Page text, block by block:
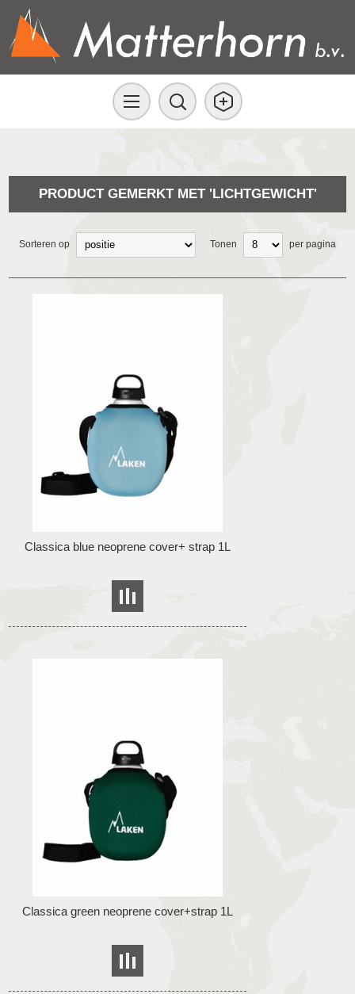
PRODUCT GEMERKT MET 'LICHTGEWICHT'
Sorteren op Tonen per pagina
Classica blue neoprene cover+ strap 1L
Classica green neoprene cover+strap 1L